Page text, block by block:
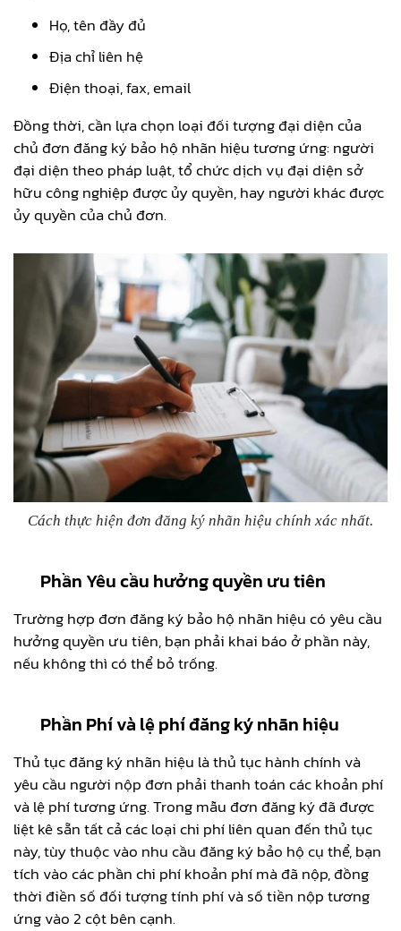
Họ, tên đầy đủ
Địa chỉ liên hệ
Điện thoại, fax, email
Đồng thời, cần lựa chọn loại đối tượng đại diện của
chủ đơn đăng ký bảo hộ nhãn hiệu tương ứng: người
đại diện theo pháp luật, tổ chức dịch vụ đại diện sở
hữu công nghiệp được ủy quyền, hay người khác được
ủy quyền của chủ đơn.
Cách thực hiện đơn đăng ký nhãn hiệu chính xác nhất.
Phần Yêu cầu hưởng quyền ưu tiên
Trường hợp đơn đăng ký bảo hộ nhãn hiệu có yêu cầu
hưởng quyền ưu tiên, bạn phải khai báo ở phần này,
nếu không thì có thể bỏ trống.
Phần Phí và lệ phí đăng ký nhãn hiệu
Thủ tục đăng ký nhãn hiệu là thủ tục hành chính và
yêu cầu người nộp đơn phải thanh toán các khoản phí
và lệ phí tương ứng. Trong mẫu đơn đăng ký đã được
liệt kê sẵn tất cả các loại chi phí liên quan đến thủ tục
này, tùy thuộc vào nhu cầu đăng ký bảo hộ cụ thể, bạn
tích vào các phần chi phí khoản phí mà đã nộp, đồng
thời điền số đối tượng tính phí và số tiền nộp tương
ứng vào 2 cột bên cạnh.